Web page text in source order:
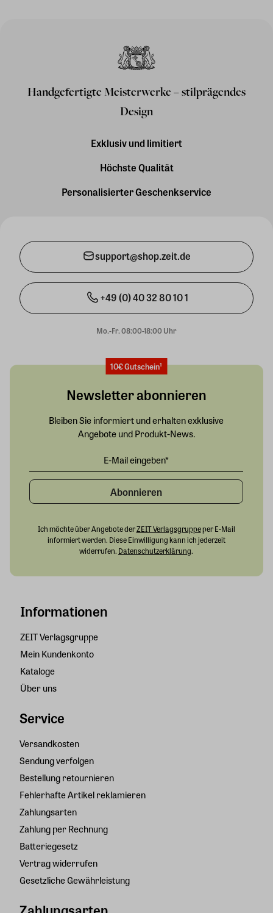
Handgefertigte Meisterwerke – stilprägendes
Design
Exklusiv und limitiert
Höchste Qualität
Personalisierter Geschenkservice
support@shop.zeit.de
+49 (0) 40 32 80 10 1
Mo.-Fr. 08:00-18:00 Uhr
Informationen
ZEIT Verlagsgruppe
Mein Kundenkonto
Kataloge
Über uns
Service
Versandkosten
Sendung verfolgen
Bestellung retournieren
Fehlerhafte Artikel reklamieren
Zahlungsarten
Zahlung per Rechnung
Batteriegesetz
Vertrag widerrufen
Gesetzliche Gewährleistung
10€ Gutschein¹
Newsletter abonnieren
Bleiben Sie informiert und erhalten exklusive
Angebote und Produkt-News.
Abonnieren
Ich möchte über Angebote derZEIT Verlagsgruppeper E-Mail
informiert werden. Diese Einwilligung kann ich jederzeit
widerrufen. Datenschutzerklärung.